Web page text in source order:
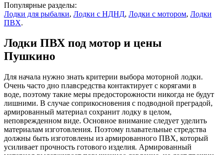
Популярные разделы:
Лодки для рыбалки, Лодки с НДНД, Лодки с мотором, Лодки
ПВХ.
Лодки ПВХ под мотор и цены
Пушкино
Для начала нужно знать критерии выбора моторной лодки.
Очень часто дно плавсредства контактирует с корягами в
воде, поэтому такие меры предосторожности никогда не будут
лишними. В случае соприкосновения с подводной преградой,
армированный материал сохранит лодку в целом,
неповрежденном виде. Основное внимание следует уделить
материалам изготовления. Поэтому плавательные стредства
должны быть изготовлены из армированного ПВХ, который
усиливает прочность готового изделия. Армированный